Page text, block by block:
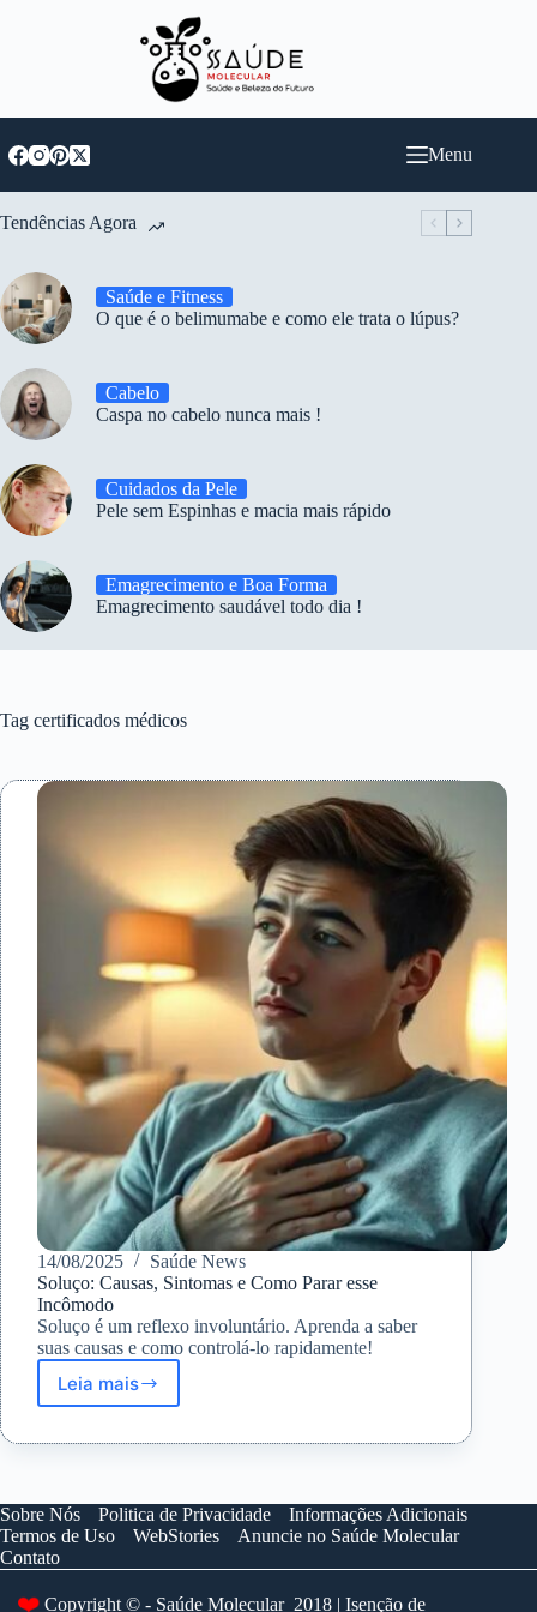
Menu
Tendências Agora
Saúde e Fitness
O que é o belimumabe e como ele trata o lúpus?
Cabelo
Caspa no cabelo nunca mais !
Cuidados da Pele
Pele sem Espinhas e macia mais rápido
Emagrecimento e Boa Forma
Emagrecimento saudável todo dia !
Tag certificados médicos
14/08/2025
Saúde News
Soluço: Causas, Sintomas e Como Parar esse
Incômodo
Soluço é um reflexo involuntário. Aprenda a saber
suas causas e como controlá-lo rapidamente!
Leia mais
Soluço:
Sintomas
Parar
esse
Sobre Nós Politica de Privacidade
Informações Adicionais
Termos de Uso
WebStories
Anuncie no Saúde Molecular
Contato
❤️ Copyright © - Saúde Molecular 2018 | Isenção de